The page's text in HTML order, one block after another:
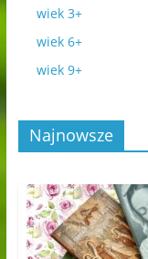
wiek 3+
wiek 6+
wiek 9+
Najnowsze